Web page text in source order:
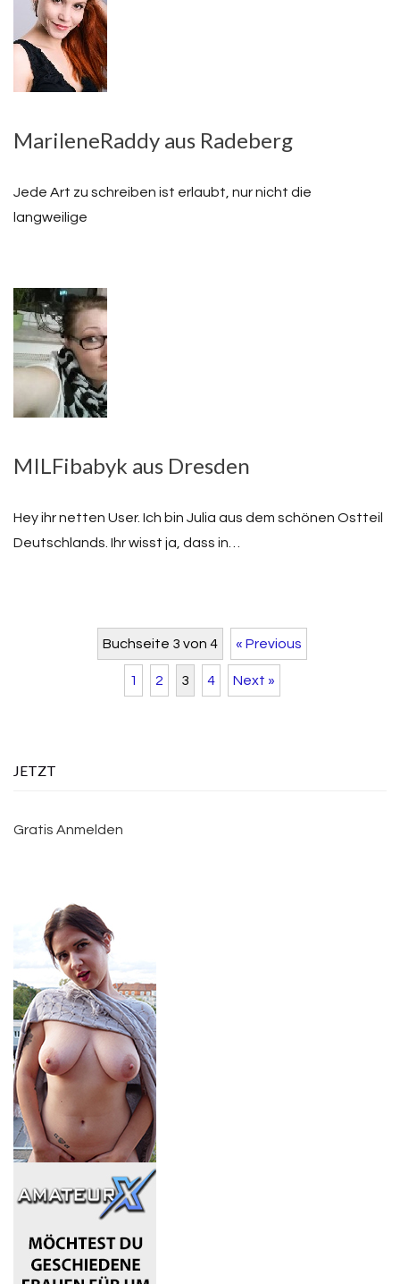
MarileneRaddy aus Radeberg
Jede Art zu schreiben ist erlaubt, nur nicht die
langweilige
MILFibabyk aus Dresden
Hey ihr netten User. Ich bin Julia aus dem schönen Ostteil
Deutschlands. Ihr wisst ja, dass in…
Buchseite 3 von 4 « Previous
1 2 3 4 Next »
JETZT
Gratis Anmelden